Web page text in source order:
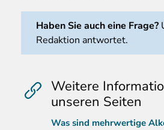
Haben Sie auch eine Frage?
Redaktion antwortet.
Weitere
unseren Seiten
Was sind mehrwertige